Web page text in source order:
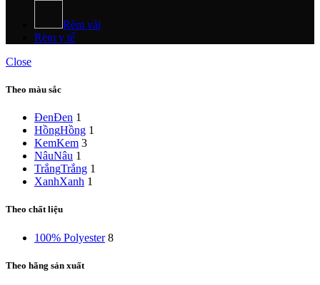
Rèm vải
Rèm y tế
Close
Theo màu sắc
ĐenĐen 1
HồngHồng 1
KemKem 3
NâuNâu 1
TrắngTrắng 1
XanhXanh 1
Theo chất liệu
100% Polyester 8
Theo hãng sản xuất